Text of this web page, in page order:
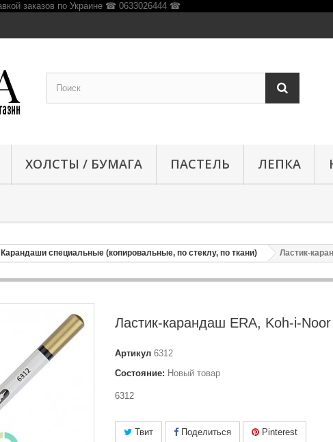
ХОЛСТЫ / БУМАГА ПАСТЕЛЬ ЛЕПКА
Карандаши специальные (копировальные, по стеклу, по ткани) Ластик-
Ластик-карандаш ERA, Koh-i-Noor
Артикул 6312
Состояние: Новый товар
6312
Твит Поделиться Pinterest